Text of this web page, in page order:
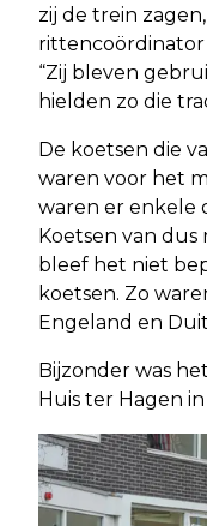
zij de trein
rittencoördinator
“Zij bleven
hielden zo die
De koetsen die
waren voor het
waren er enkele
Koetsen van dus
bleef het niet
koetsen. Zo
Engeland en
Bijzonder was
Huis ter Hagen